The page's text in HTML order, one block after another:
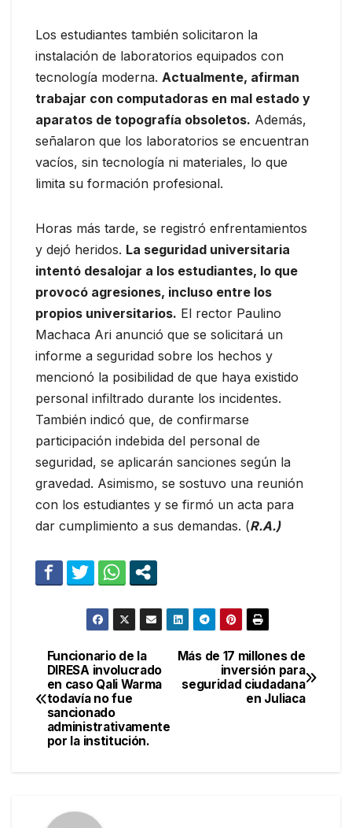
Los estudiantes también solicitaron la
instalación de laboratorios equipados con
tecnología moderna. Actualmente, afirman
trabajar con computadoras en mal estado y
aparatos de topografía obsoletos. Además,
señalaron que los laboratorios se encuentran
vacíos, sin tecnología ni materiales, lo que
limita su formación profesional.
Horas más tarde, se registró enfrentamientos
y dejó heridos. La seguridad universitaria
intentó desalojar a los estudiantes, lo que
provocó agresiones, incluso entre los
propios universitarios. El rector Paulino
Machaca Ari anunció que se solicitará un
informe a seguridad sobre los hechos y
mencionó la posibilidad de que haya existido
personal infiltrado durante los incidentes.
También indicó que, de confirmarse
participación indebida del personal de
seguridad, se aplicarán sanciones según la
gravedad. Asimismo, se sostuvo una reunión
con los estudiantes y se firmó un acta para
dar cumplimiento a sus demandas. (R.A.)
Navegación
de
entradas
Más de 17 millones de
inversión para
seguridad ciudadana
en Juliaca
Funcionario de la
DIRESA involucrado
en caso Qali Warma
todavía no fue
sancionado
administrativamente
por la institución.